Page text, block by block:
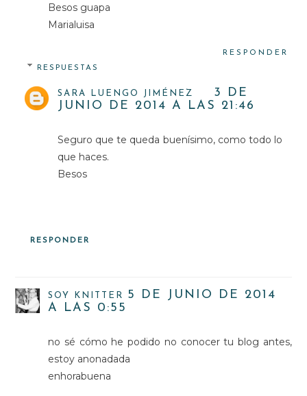
Besos guapa
Marialuisa
RESPONDER
RESPUESTAS
SARA LUENGO JIMÉNEZ
3 DE
JUNIO DE 2014 A LAS 21:46
Seguro que te queda buenísimo, como todo lo
que haces.
Besos
RESPONDER
SOY KNITTER
5 DE JUNIO DE 2014
A LAS 0:55
no sé cómo he podido no conocer tu blog antes,
estoy anonadada
enhorabuena